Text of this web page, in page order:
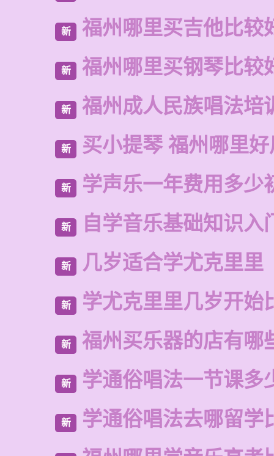
新 福州哪里买吉他比较
新 福州哪里买钢琴比较
新 福州成人民族唱法培
新 买小提琴 福州哪里
新 学声乐一年费用多少
新 自学音乐基础知识入
新 几岁适合学尤克里里
新 学尤克里里几岁开始
新 福州买乐器的店有哪
新 学通俗唱法一节课多
新 学通俗唱法去哪留学